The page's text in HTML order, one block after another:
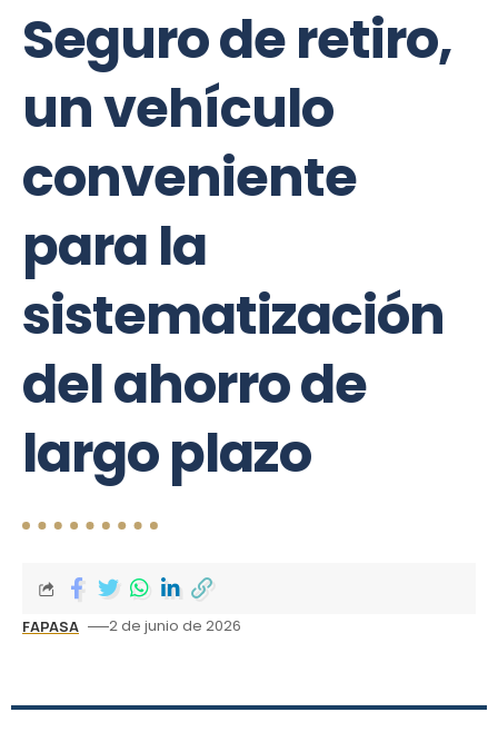
Seguro de retiro,
un vehículo
conveniente
para la
sistematización
del ahorro de
largo plazo
FAPASA 2 de junio de 2026